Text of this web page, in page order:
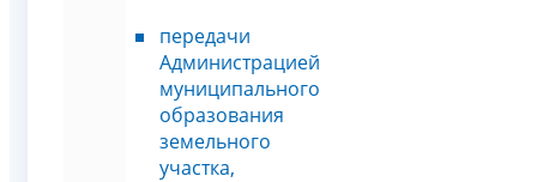
передачи
Администрацией
муниципального
образования
земельного
участка,